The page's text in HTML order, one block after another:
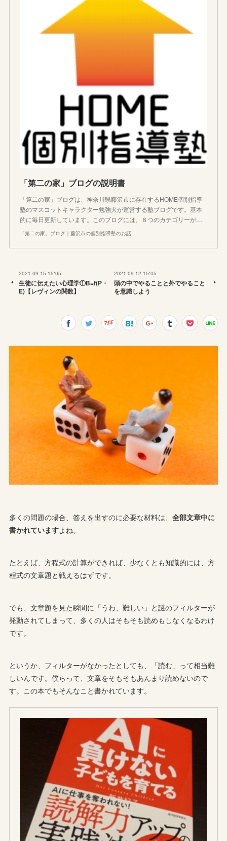
「第二の家」ブログの説明書
「第二の家」ブログは、神奈川県藤沢市に存在するHOME個別指導
塾のマスコットキャラクター勉強犬が運営する塾ブログです。基本
的に毎日更新しています。このブログには、８つのカテゴリーが…
「第二の家」ブログ｜藤沢市の個別指導塾のお話
2021.09.15 15:05
生徒に伝えたい心理学①B=f(P・
E)【レヴィンの関数】
2021.09.12 15:05
頭の中でやることと外でやること
を意識しよう
多くの問題の場合、答えを出すのに必要な材料は、全部文章中に
書かれていますよね。
たとえば、方程式の計算ができれば、少なくとも知識的には、方
程式の文章題と戦えるはずです。
でも、文章題を見た瞬間に「うわ、難しい」と謎のフィルターが
発動されてしまって、多くの人はそもそも読めもしなくなるわけ
です。
というか、フィルターがなかったとしても、「読む」って相当難
しいんです。僕らって、文章をそもそもあんまり読めないので
す。この本でもそんなこと書かれています。